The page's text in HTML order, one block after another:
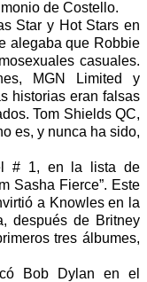
de Costello.
Star y Hot Stars en
alegaba que Robbie
casuales.
MGN Limited y
historias eran falsas
Tom Shields QC,
es, y nunca ha sido,
# 1, en la lista de
Sasha Fierce”. Este
a Knowles en la
después de Britney
tres álbumes,
Bob Dylan en el